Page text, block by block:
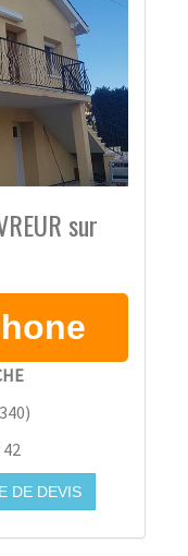
sur
)
DE DEVIS